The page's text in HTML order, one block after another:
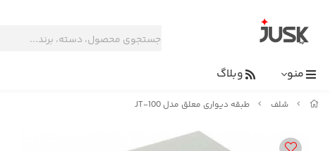
منو وبلاگ
شلف طبقه دیواری معلق مدل JT-100